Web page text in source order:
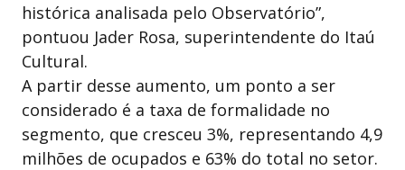
histórica analisada pelo Observatório”,
pontuou Jader Rosa, superintendente do Itaú
Cultural.
A partir desse aumento, um ponto a ser
considerado é a taxa de formalidade no
segmento, que cresceu 3%, representando 4,9
milhões de ocupados e 63% do total no setor.